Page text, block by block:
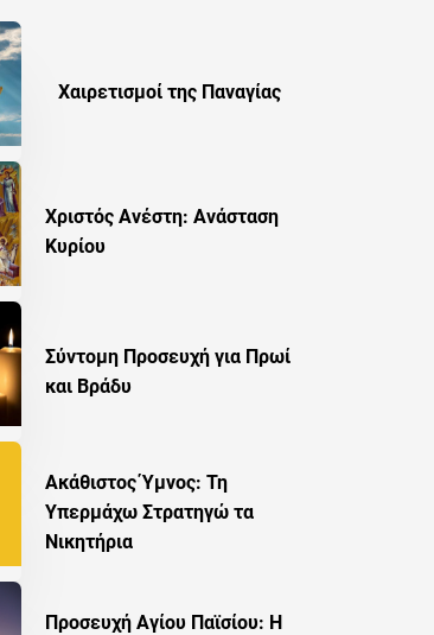
Χαιρετισμοί της Παναγίας
Χριστός Ανέστη: Ανάσταση
Κυρίου
Σύντομη Προσευχή για Πρωί
και Βράδυ
Ακάθιστος Ύμνος: Τη
Υπερμάχω Στρατηγώ τα
Νικητήρια
Προσευχή Αγίου Παϊσίου: Η